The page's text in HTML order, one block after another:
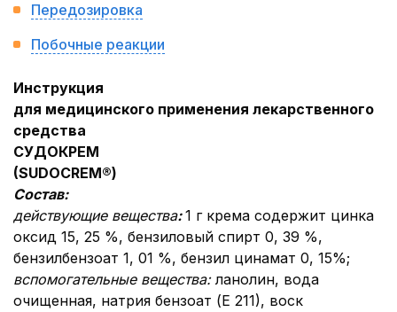
Передозировка
Побочные реакции
Инструкция
для медицинского применения лекарственного
средства
СУДОКРЕМ
(SUDOCREM®)
Состав:
действующие вещества:1 г крема содержит цинка
оксид 15, 25 %, бензиловый спирт 0, 39 %,
бензилбензоат 1, 01 %, бензил цинамат 0, 15%;
вспомогательные вещества:ланолин, вода
очищенная, натрия бензоат (Е 211), воск